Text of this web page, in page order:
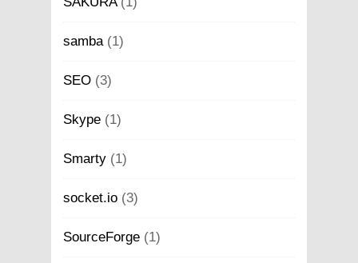
samba(1)
SEO (3)
Skype (1)
Smarty (1)
socket.io (3)
SourceForge (1)